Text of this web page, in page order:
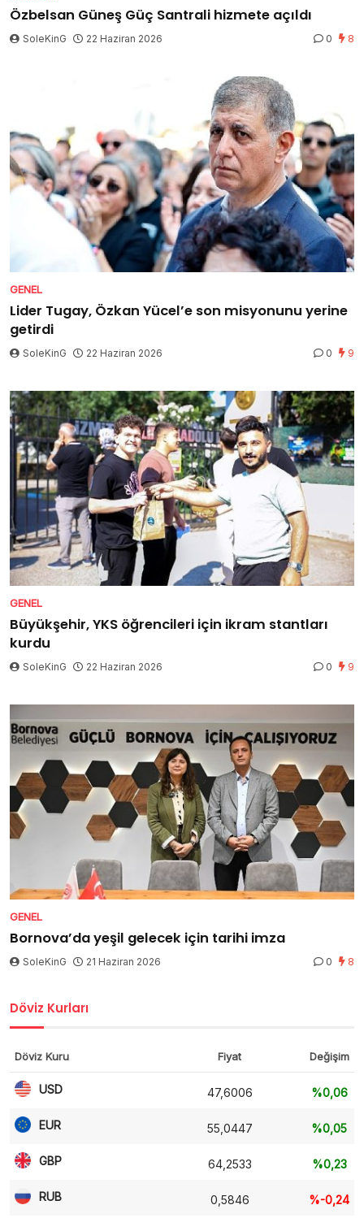
Özbelsan Güneş Güç Santrali hizmete açıldı
SoleKinG 22 Haziran 2026 0 8
GENEL
Lider Tugay, Özkan Yücel’e son misyonunu yerine
getirdi
SoleKinG 22 Haziran 2026 0 9
GENEL
Büyükşehir, YKS öğrencileri için ikram stantları
kurdu
SoleKinG 22 Haziran 2026 0 9
GENEL
Bornova’da yeşil gelecek için tarihi imza
SoleKinG 21 Haziran 2026 0 8
Döviz Kurları
Döviz Kuru Fiyat Değişim
USD 47,6006 %0,06
EUR 55,0447 %0,05
GBP 64,2533 %0,23
RUB 0,5846 %-0,24